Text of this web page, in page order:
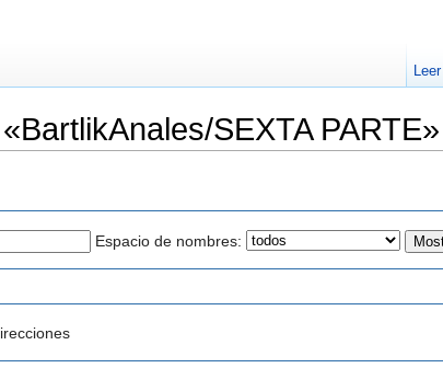
SEXTA PARTE»
Espacio de nombres:
Leer